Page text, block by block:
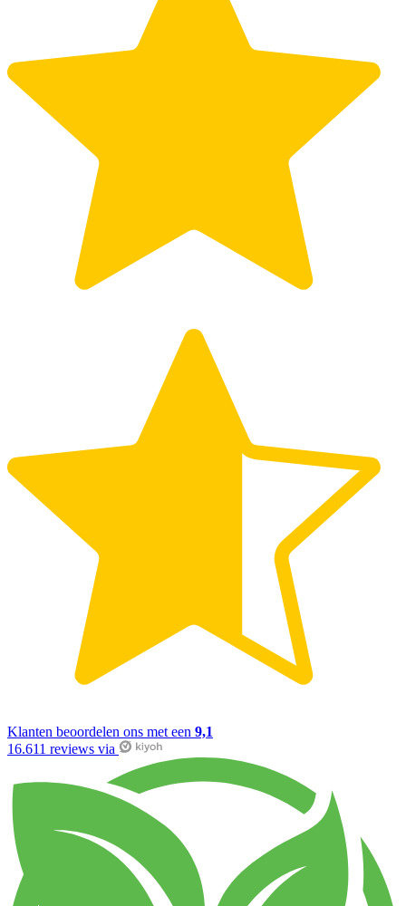
Klanten beoordelen ons met een 9,1
16.611 reviews via